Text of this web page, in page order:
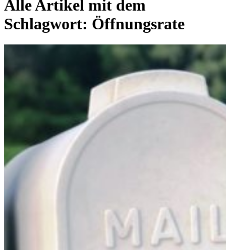
Alle Artikel mit dem
Schlagwort: Öffnungsrate